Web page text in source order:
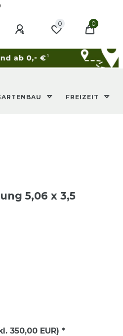
0 0
FREIZEIT
5,06 x 3,5
350,00 EUR) *